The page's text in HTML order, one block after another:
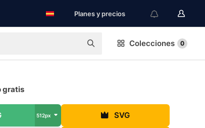
Planes y precios
Colecciones 0
gratis
512px SVG